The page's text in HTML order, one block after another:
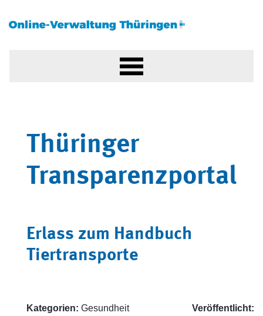
Thüringer
Transparenzportal
Erlass zum Handbuch
Tiertransporte
Kategorien: Gesundheit
Veröffentlicht: